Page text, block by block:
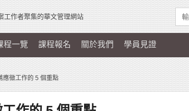
工作者聚集的華文管理網站
程一覽 課程報名 關於我們 學員見證
應徵工作的 5 個重點